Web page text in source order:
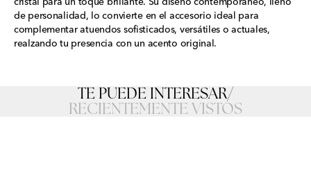
de personalidad, lo convierte en el accesorio ideal para
complementar atuendos sofisticados, versátiles o actuales,
realzando tu presencia con un acento original.
TE PUEDE INTERESAR/
RECIENTEMENTE VISTOS